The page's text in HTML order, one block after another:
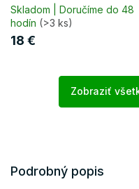
Skladom | Doručíme do 48
hodín (>3 ks)
18 €
Zobraziť
Podrobný popis